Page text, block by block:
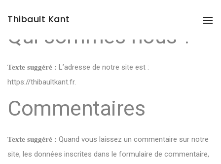
Thibault Kant
Qui sommes-nous ?
Texte suggéré : L’adresse de notre site est :
https://thibaultkant.fr.
Commentaires
Texte suggéré : Quand vous laissez un commentaire sur notre
site, les données inscrites dans le formulaire de commentaire,